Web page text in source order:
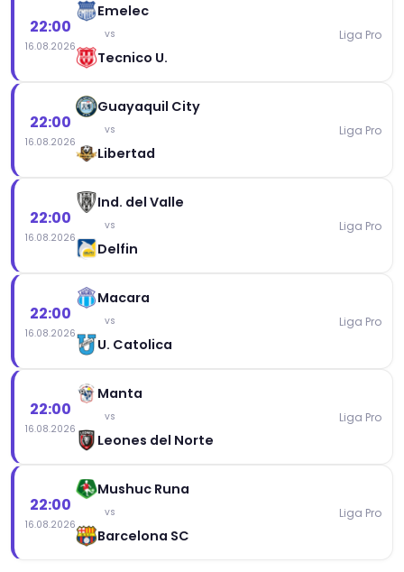
22:00
16.08.2026
Emelec
vs
Tecnico U.
Liga Pro
22:00
16.08.2026
Guayaquil City
vs
Libertad
Liga Pro
22:00
16.08.2026
Ind. del Valle
vs
Delfin
Liga Pro
22:00
16.08.2026
Macara
vs
U. Catolica
Liga Pro
22:00
16.08.2026
Manta
vs
Leones del Norte
Liga Pro
22:00
16.08.2026
Mushuc Runa
vs
Barcelona SC
Liga Pro